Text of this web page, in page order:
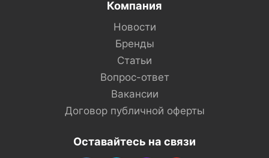
Компания
Новости
Бренды
Статьи
Вопрос-ответ
Вакансии
Договор публичной оферты
Оставайтесь на связи